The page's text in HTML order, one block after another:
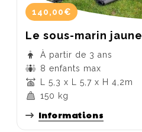
140,00€
Le sous-marin jaune
À partir de 3 ans
8 enfants max
L 5,3 x L 5,7 x H 4,2m
150 kg
Informations